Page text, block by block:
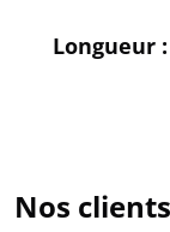
Longueur :
Nos